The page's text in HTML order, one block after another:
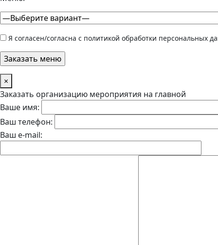
Я согласен/согласна с политикой обработки персональных
×
Заказать организацию мероприятия на главной
Ваше имя:
Ваш телефон:
Ваш e-mail: